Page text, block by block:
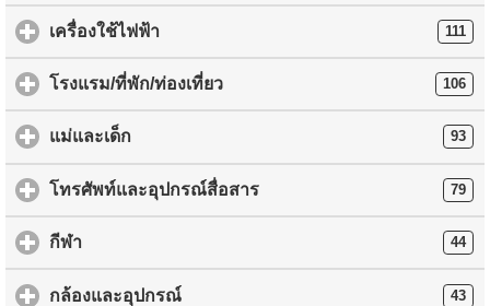
เครื่องใช้ไฟฟ้า 111
โรงแรม/ที่พัก/ท่องเที่ยว 106
แม่และเด็ก 93
โทรศัพท์และอุปกรณ์สื่อสาร 79
กีฬา 44
กล้องและอุปกรณ์ 43